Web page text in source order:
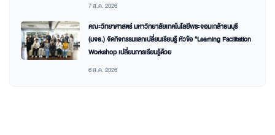
7 ส.ค. 2026
คณะวิทยาศาสตร์ มหาวิทยาลัยเทคโนโลยีพระจอมเกล้าธนบุรี
(มจธ.) จัดกิจกรรมแลกเปลี่ยนเรียนรู้ หัวข้อ “Learning Facilitation
Workshop เปลี่ยนการเรียนรู้ด้วย
6 ส.ค. 2026